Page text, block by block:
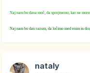
Naj nam bo dana moč, da sprejmemo, kar ne
Naj nam bo dan razum, da ločimo med enim in
nataly